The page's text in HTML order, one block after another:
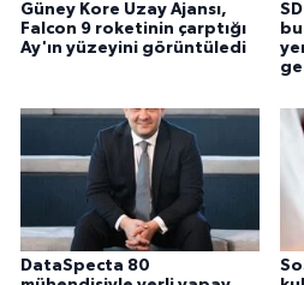
Güney Kore Uzay Ajansı,
Falcon 9 roketinin çarptığı
Ay'ın yüzeyini görüntüledi
DataSpecta 80